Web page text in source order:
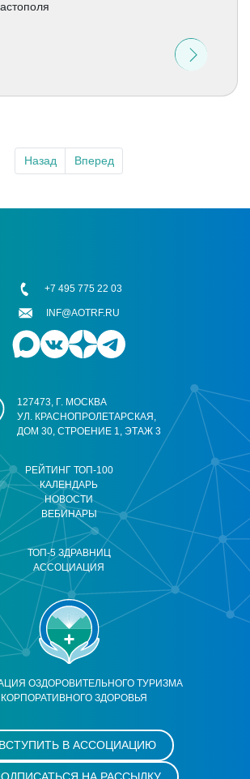
Назад Вперед
ОЗДОРОВИТЕЛЬНОГО ТУРИЗМА
КОРПОРАТИВНОГО ЗДОРОВЬЯ
РЕЙТИНГ ТОП-100
КАЛЕНДАРЬ
НОВОСТИ
ВЕБИНАРЫ
ТОП-5 ЗДРАВНИЦ
АССОЦИАЦИЯ
127473, Г. МОСКВА
УЛ. КРАСНОПРОЛЕТАРСКАЯ,
ДОМ 30, СТРОЕНИЕ 1, ЭТАЖ 3
+7 495 775 22 03
INF@AOTRF.RU
ВСТУПИТЬ В АССОЦИАЦИЮ